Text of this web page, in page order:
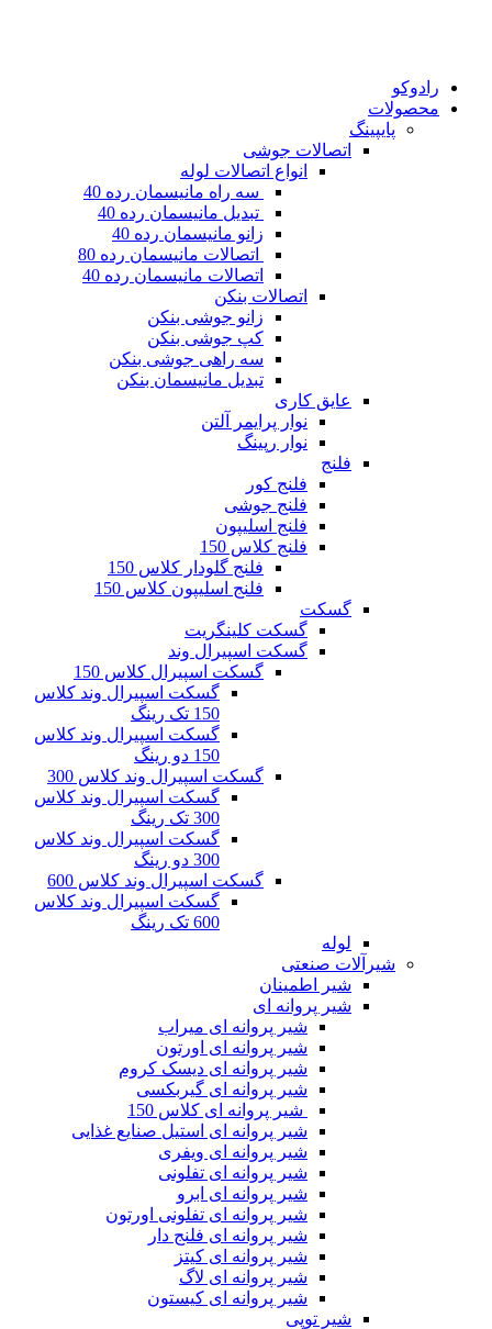
رادوکو
محصولات
پایپینگ
اتصالات جوشی
انواع اتصالات لوله
سه راه مانیسمان رده 40
تبدیل مانیسمان رده 40
زانو مانیسمان رده 40
اتصالات مانیسمان رده 80
اتصالات مانیسمان رده 40
اتصالات بنکن
زانو جوشی بنکن
کپ جوشی بنکن
سه راهی جوشی بنکن
تبدیل مانیسمان بنکن
عایق کاری
نوار پرایمر آلتن
نوار رپینگ
فلنج
فلنج کور
فلنج جوشی
فلنج اسلیپون
فلنج کلاس 150
فلنج گلودار کلاس 150
فلنج اسلیپون کلاس 150
گسکت
گسکت کلینگریت
گسکت اسپیرال وند
گسکت اسپیرال کلاس 150
گسکت اسپیرال وند کلاس
150 تک رینگ
گسکت اسپیرال وند کلاس
150 دو رینگ
گسکت اسپیرال وند کلاس 300
گسکت اسپیرال وند کلاس
300 تک رینگ
گسکت اسپیرال وند کلاس
300 دو رینگ
گسکت اسپیرال وند کلاس 600
گسکت اسپیرال وند کلاس
600 تک رینگ
لوله
شیرآلات صنعتی
شیر اطمینان
شیر پروانه ای
شیر پروانه ای میراب
شیر پروانه ای اورتون
شیر پروانه ای دیسک کروم
شیر پروانه ای گیربکسی
شیر پروانه ای کلاس 150
شیر پروانه ای استیل صنایع غذایی
شیر پروانه ای ویفری
شیر پروانه ای تفلونی
شیر پروانه ای ابرو
شیر پروانه ای تفلونی اورتون
شیر پروانه ای فلنج دار
شیر پروانه ای کیتز
شیر پروانه ای لاگ
شیر پروانه ای کیستون
شیر توپی